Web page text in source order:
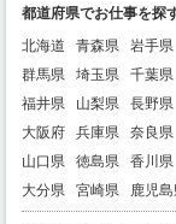
都道府県でお仕事を探
北海道
青森県 岩手県
群馬県
埼玉県 千葉県
福井県
山梨県 長野県
大阪府
兵庫県 奈良県
山口県
徳島県 香川県
大分県
宮崎県 鹿児島